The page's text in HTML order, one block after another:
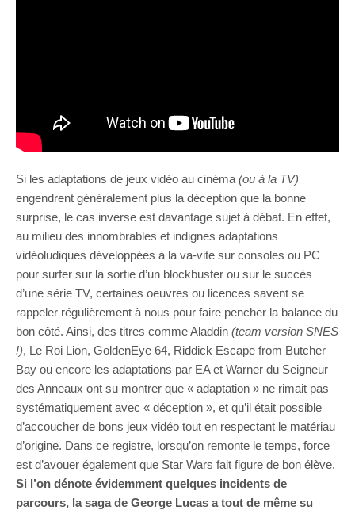
Si les adaptations de jeux vidéo au cinéma (ou à la TV)
engendrent généralement plus la déception que la bonne
surprise, le cas inverse est davantage sujet à débat. En effet,
au milieu des innombrables et indignes adaptations
vidéoludiques développées à la va-vite sur consoles ou PC
pour surfer sur la sortie d’un blockbuster ou sur le succès
d’une série TV, certaines oeuvres ou licences savent se
rappeler régulièrement à nous pour faire pencher la balance du
bon côté. Ainsi, des titres comme Aladdin (team version SNES
!), Le Roi Lion, GoldenEye 64, Riddick Escape from Butcher
Bay ou encore les adaptations par EA et Warner du Seigneur
des Anneaux ont su montrer que « adaptation » ne rimait pas
systématiquement avec « déception », et qu’il était possible
d’accoucher de bons jeux vidéo tout en respectant le matériau
d’origine. Dans ce registre, lorsqu’on remonte le temps, force
est d’avouer également que Star Wars fait figure de bon élève.
Si l’on dénote évidemment quelques incidents de
parcours, la saga de George Lucas a tout de même su